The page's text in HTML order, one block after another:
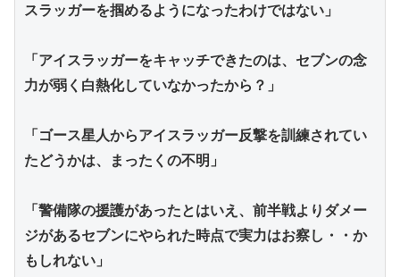
スラッガーを掴めるようになったわけではない」
「アイスラッガーをキャッチできたのは、セブンの念
力が弱く白熱化していなかったから？」
「ゴース星人からアイスラッガー反撃を訓練されてい
たどうかは、まったくの不明」
「警備隊の援護があったとはいえ、前半戦よりダメー
ジがあるセブンにやられた時点で実力はお察し・・か
もしれない」